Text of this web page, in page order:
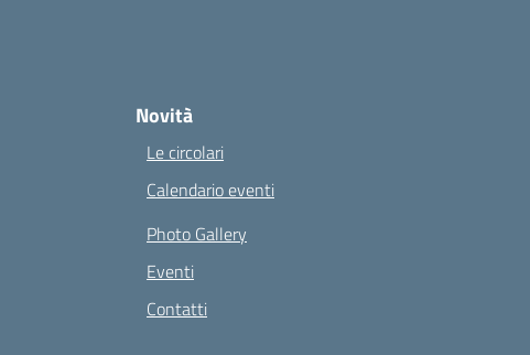
Novità
Le circolari
Calendario eventi
Photo Gallery
Eventi
Contatti